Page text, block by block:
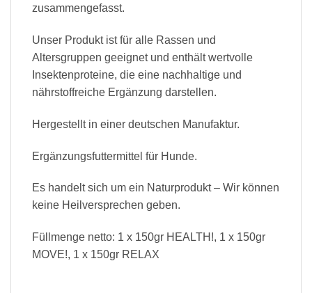
zusammengefasst.
Unser Produkt ist für alle Rassen und
Altersgruppen geeignet und enthält wertvolle
Insektenproteine, die eine nachhaltige und
nährstoffreiche Ergänzung darstellen.
Hergestellt in einer deutschen Manufaktur.
Ergänzungsfuttermittel für Hunde.
Es handelt sich um ein Naturprodukt – Wir können
keine Heilversprechen geben.
Füllmenge netto: 1 x 150gr HEALTH!, 1 x 150gr
MOVE!, 1 x 150gr RELAX